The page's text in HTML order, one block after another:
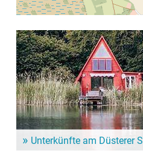
Unterkünfte am Düsterer